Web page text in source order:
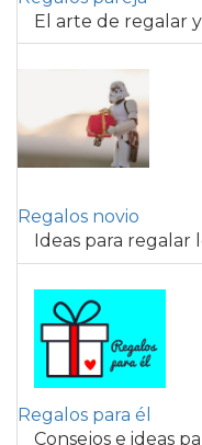
El arte de regalar
Regalos novio
Ideas para regalar
Regalos para él
Consejos e ideas